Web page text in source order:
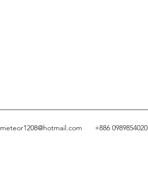
meteor1208@hotmail.com +886 0989854020